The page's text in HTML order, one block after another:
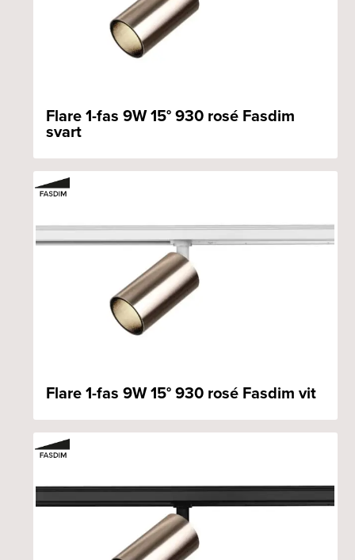
Flare 1-fas 9W 15° 930 rosé Fasdim
svart
Flare 1-fas 9W 15° 930 rosé Fasdim vit